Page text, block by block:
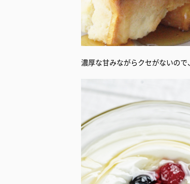
濃厚な甘みながらクセがないので